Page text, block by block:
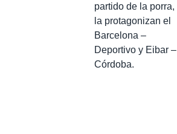
partido de la porra,
la protagonizan el
Barcelona –
Deportivo y Eibar –
Córdoba.